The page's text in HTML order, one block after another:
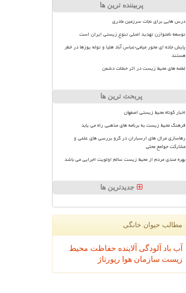
پربیننده ترین ها
درس هایی برای نجات سرزمین مادری
توسعه نامتوازن تهدید اصلی تنوع زیستی ایران است
پایش جاده ای محور میامی-عباس آباد هلیا و توله یوزها در خطر
هستند
لطمه های محیط زیست در اثر حملات دشمن
پربحث ترین ها
اخبار کوتاه محیط زیستی اصفهان
فرهنگ محیط زیست به برنامه های مذهبی راه می یابد
رهاسازی مرال های ارسباران در گرو بررسی های علمی و
مشارکت جوامع محلی
بهره مندی مردم از محیط زیست سالم اولویت اجرایی می باشد
جدیدترین ها
مطالب حیوان خانگی
آب باد آلودگی آلاینده حفاظت محیط
زیست سازمان هوا رپورتاژ